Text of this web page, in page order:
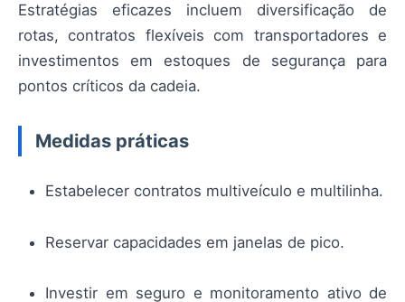
Estratégias eficazes incluem diversificação de
rotas, contratos flexíveis com transportadores e
investimentos em estoques de segurança para
pontos críticos da cadeia.
Medidas práticas
Estabelecer contratos multiveículo e multilinha.
Reservar capacidades em janelas de pico.
Investir em seguro e monitoramento ativo de